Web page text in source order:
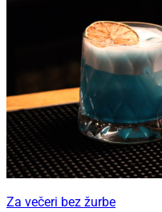
Za večeri bez žurbe